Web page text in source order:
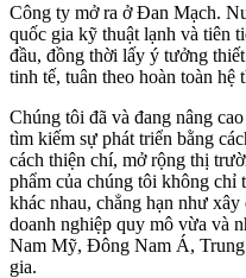
Công ty mở ra ở Đan Mạch.
quốc gia kỹ thuật lạnh và tiên
đầu, đồng thời lấy ý tưởng
tinh tế, tuân theo hoàn toàn
Chúng tôi đã và đang nâng
tìm kiếm sự phát triển bằng
cách thiện chí, mở rộng thị
phẩm của chúng tôi không chỉ
khác nhau, chẳng hạn như
doanh nghiệp quy mô vừa và
Nam Mỹ, Đông Nam Á,
gia.